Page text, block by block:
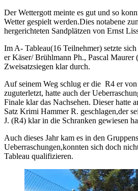
Der Wettergott meinte es gut und so
Wetter gespielt werden.Dies notabene
hergerichteten Sandplätzen von Ernst
Im A- Tableau(16 Teilnehmer) setzte
er Käser/ Brühlmann Ph., Pascal Maurer
Zweisatzsiegen klar durch.
Auf seinem Weg schlug er die R4 er
zuguterletzt, hatte auch der
Finale klar das Nachsehen. Dieser hatte
Satz Krimi Hammer R. geschlagen,der
J. (R4) klar in die Schranken gewiesen
Auch dieses Jahr kam es in den
Ueberraschungen,konnten sich doch
Tableau qualifizieren.